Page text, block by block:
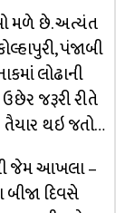
મળે છે. અત્યંત
પંજાબી
લોઢાની
ઉછેર જરૂરી રીતે
તૈયાર થઇ જતો…
જેમ આખલા –
બીજા દિવસે